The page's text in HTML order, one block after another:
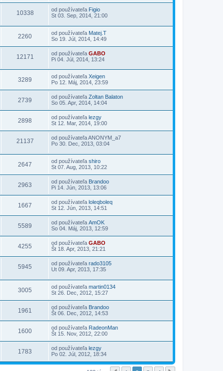
10338 od používateľa Figio
St 03. Sep, 2014, 21:00
2260 od používateľa Matej.T
So 19. Júl, 2014, 14:49
12171 od používateľa GABO
Pi 04. Júl, 2014, 13:24
3289 od používateľa Xeigen
Po 12. Máj, 2014, 23:59
2739 od používateľa Zoltan Balaton
So 05. Apr, 2014, 14:04
2898 od používateľa lezgy
St 12. Mar, 2014, 19:00
21137 od používateľaANONYM_a7
Po 30. Dec, 2013, 03:04
2647 od používateľa shiro
St 07. Aug, 2013, 10:22
2963 od používateľa Brandoo
Pi 14. Jún, 2013, 13:06
1667 od používateľa loleqboleq
St 12. Jún, 2013, 14:51
5589 od používateľa AmOK
So 04. Máj, 2013, 12:59
4255 od používateľa GABO
Št 18. Apr, 2013, 21:21
5945 od používateľa rado3105
Ut 09. Apr, 2013, 17:35
3005 od používateľa martin0134
St 26. Dec, 2012, 15:27
1961 od používateľa Brandoo
Št 06. Dec, 2012, 14:53
1600 od používateľa RadeonMan
Št 15. Nov, 2012, 22:00
1783 od používateľa lezgy
Po 02. Júl, 2012, 18:34